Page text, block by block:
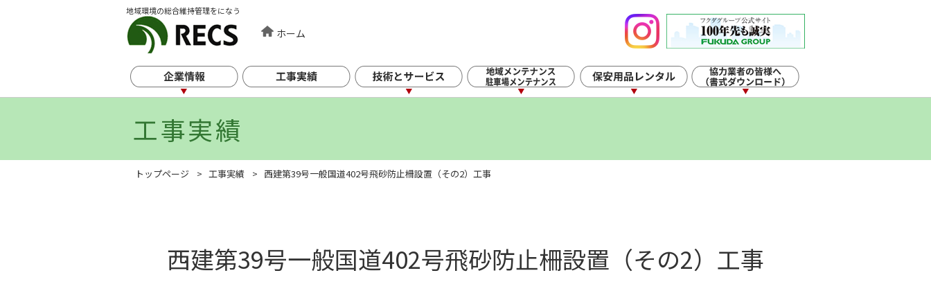
地域環境の総合維持管理をになう
ホーム
工事実績
トップページ 工事実績 西建第39号一般国道402号飛砂防止柵設置（その2）工事
西建第39号一般国道402号飛砂防止柵設置（その2）工事